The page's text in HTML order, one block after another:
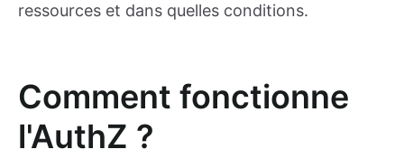
ressources et dans quelles conditions.
Comment fonctionne
l'AuthZ ?